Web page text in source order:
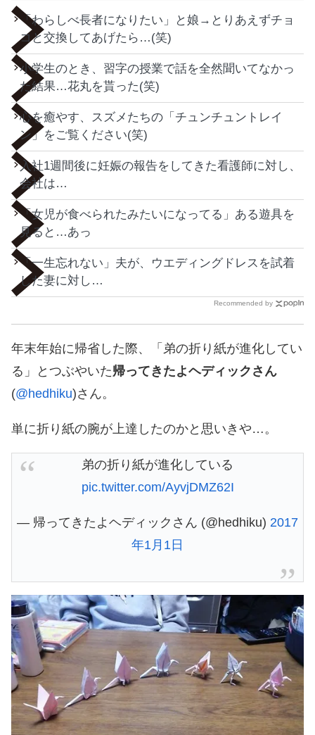
「わらしべ長者になりたい」と娘→とりあえずチョ
コと交換してあげたら…(笑)
小学生のとき、習字の授業で話を全然聞いてなかっ
た結果…花丸を貰った(笑)
心を癒やす、スズメたちの「チュンチュントレイ
ン」をご覧ください(笑)
入社1週間後に妊娠の報告をしてきた看護師に対し、
会社は…
「女児が食べられたみたいになってる」ある遊具を
見ると…あっ
「一生忘れない」夫が、ウエディングドレスを試着
した妻に対し…
Recommended by
年末年始に帰省した際、「弟の折り紙が進化してい
る」とつぶやいた帰ってきたよヘディックさん
(@hedhiku)さん。
単に折り紙の腕が上達したのかと思いきや…。
弟の折り紙が進化している
pic.twitter.com/AyvjDMZ62I
— 帰ってきたよヘディックさん (@hedhiku) 2017
年1月1日